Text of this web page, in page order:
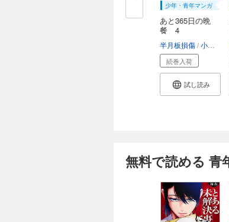
少年・青年マンガ
あと365日の晩
餐 4
半月板損傷 小太刀右京（チーム・バレルロール）
続巻入荷
試し読み
無料で読める 青